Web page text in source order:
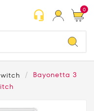
headset_mic 0
Bayonetta 3